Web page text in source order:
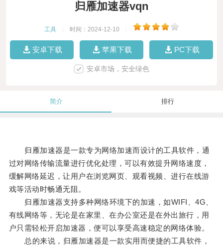
归雁加速器vqn
工具 时间：2024-12-10
安卓下载 苹果下载 PC下载
安卓市场，安全绿色
简介 排行
归雁加速器是一款专为网络加速而设计的工具软件，通
过对网络传输流量进行优化处理，可以有效提升网络速度，
缓解网络延迟，让用户在浏览网页、观看视频、进行在线游
戏等活动时畅通无阻。
归雁加速器支持多种网络环境下的加速，如WIFI、4G、
有线网络等，无论是在家里、在办公室还是在外出旅行，用
户只需轻松开启加速器，便可以享受高速稳定的网络体验。
总的来说，归雁加速器是一款实用而便捷的工具软件，